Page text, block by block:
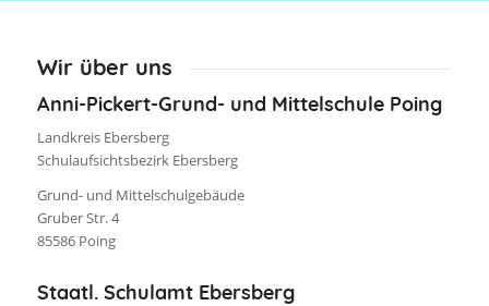
Wir über uns
Anni-Pickert-Grund- und Mittelschule Poing
Landkreis Ebersberg
Schulaufsichtsbezirk Ebersberg
Grund- und Mittelschulgebäude
Gruber Str. 4
85586 Poing
Staatl. Schulamt Ebersberg